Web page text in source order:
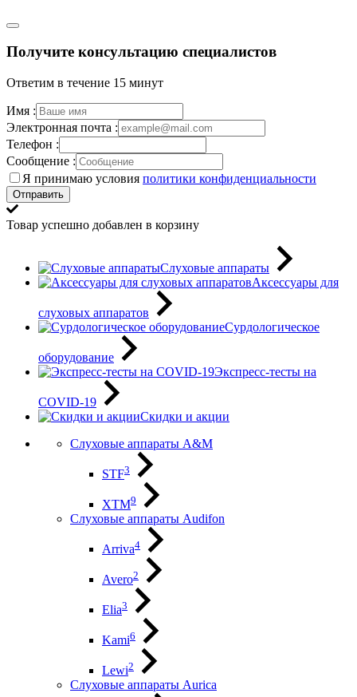
Получите консультацию специалистов
Ответим в течение 15 минут
Имя :
Электронная почта :
Телефон :
Сообщение :
Я принимаю условия политики конфиденциальности
Отправить
Товар успешно добавлен в корзину
Слуховые аппараты
Аксессуары для
слуховых аппаратов
Сурдологическое
оборудование
Экспресс-тесты на
COVID-19
Скидки и акции
Слуховые аппараты A&M
STF3
XTM9
Слуховые аппараты Audifon
Arriva4
Avero2
Elia3
Kami6
Lewi2
Слуховые аппараты Aurica